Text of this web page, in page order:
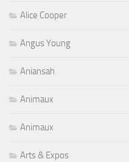
Alice Cooper
Angus Young
Aniansah
Animaux
Animaux
Arts & Expos